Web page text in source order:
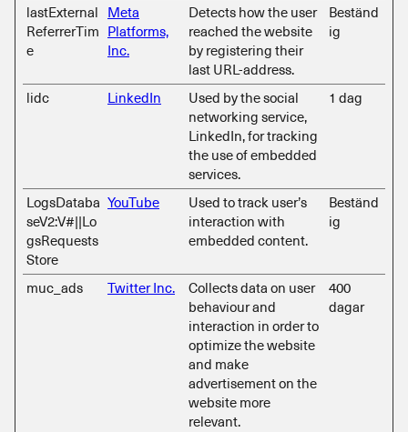
lastExternal
ReferrerTim
e
Meta
Platforms,
Inc.
Detects how the user
reached the website
by registering their
last URL-address.
Beständ
ig
lidc LinkedIn
Used by the social
networking service,
LinkedIn, for tracking
the use of embedded
services.
1 dag
LogsDataba
seV2:V#||Lo
gsRequests
Store
YouTube
Used to track user’s
interaction with
embedded content.
Beständ
ig
muc_ads Twitter Inc.
Collects data on user
behaviour and
interaction in order to
optimize the website
and make
advertisement on the
website more
relevant.
400
dagar